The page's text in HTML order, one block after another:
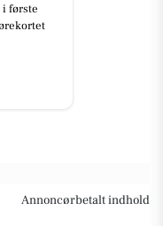
i første
Annoncørbetalt indhold